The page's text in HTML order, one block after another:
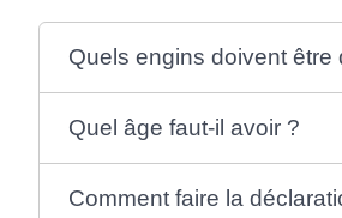
Quels engins doivent être
Quel âge faut-il avoir ?
Comment faire la